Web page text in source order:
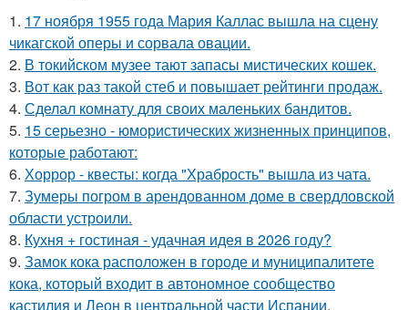
1. 17 ноября 1955 года Мария Каллас вышла на сцену
чикагской оперы и сорвала овации.
2. В токийском музее тают запасы мистических кошек.
3. Вот как раз такой стеб и повышает рейтинги продаж.
4. Сделал комнату для своих маленьких бандитов.
5. 15 серьезно - юмористических жизненных принципов,
которые работают:
6. Хоррор - квесты: когда "Храбрость" вышла из чата.
7. Зумеры погром в арендованном доме в свердловской
области устроили.
8. Кухня + гостиная - удачная идея в 2026 году?
9. Замок кока расположен в городе и муниципалитете
кока, который входит в автономное сообщество
кастилия и Леон в центральной части Испании.